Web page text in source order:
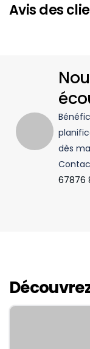
Avis des
dès
67876